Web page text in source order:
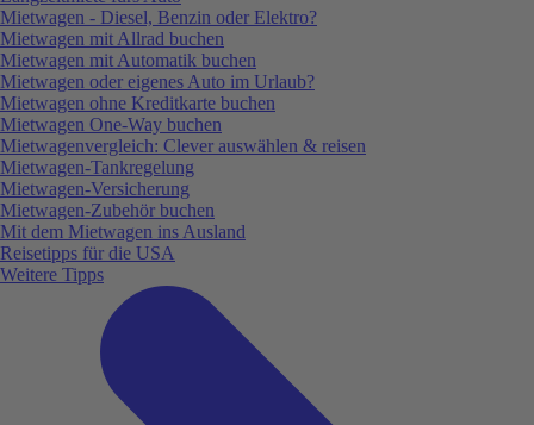
Mietwagen - Diesel, Benzin oder Elektro?
Mietwagen mit Allrad buchen
Mietwagen mit Automatik buchen
Mietwagen oder eigenes Auto im Urlaub?
Mietwagen ohne Kreditkarte buchen
Mietwagen One-Way buchen
Mietwagenvergleich: Clever auswählen & reisen
Mietwagen-Tankregelung
Mietwagen-Versicherung
Mietwagen-Zubehör buchen
Mit dem Mietwagen ins Ausland
Reisetipps für die USA
Weitere Tipps